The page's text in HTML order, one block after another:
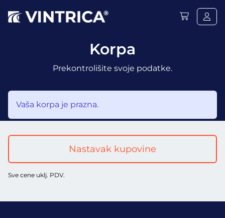
Korpa
Prekontrolišite svoje podatke.
Vaša korpa je prazna.
Nastavak kupovine
Sve cene uklj. PDV.